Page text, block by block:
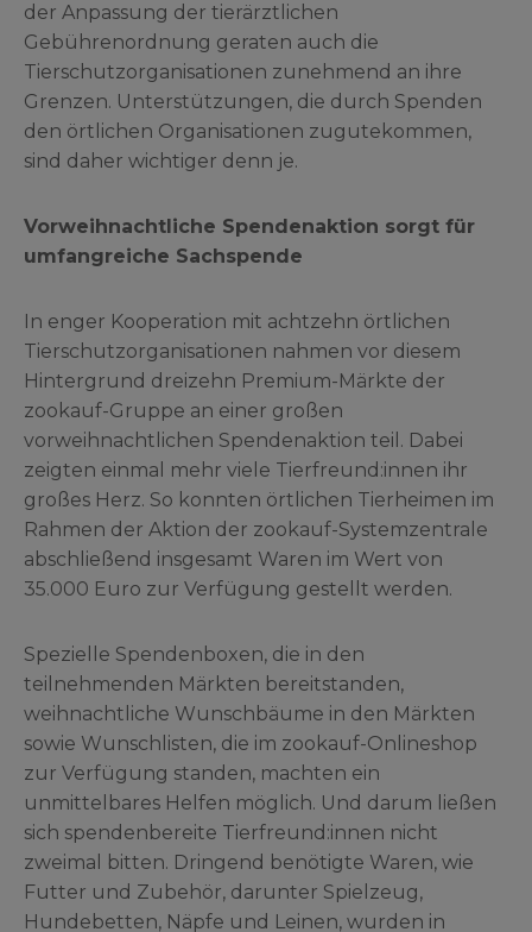
der Anpassung der tierärztlichen
Gebührenordnung geraten auch die
Tierschutzorganisationen zunehmend an ihre
Grenzen. Unterstützungen, die durch Spenden
den örtlichen Organisationen zugutekommen,
sind daher wichtiger denn je.
Vorweihnachtliche Spendenaktion sorgt für
umfangreiche Sachspende
In enger Kooperation mit achtzehn örtlichen
Tierschutzorganisationen nahmen vor diesem
Hintergrund dreizehn Premium-Märkte der
zookauf-Gruppe an einer großen
vorweihnachtlichen Spendenaktion teil. Dabei
zeigten einmal mehr viele Tierfreund:innen ihr
großes Herz. So konnten örtlichen Tierheimen im
Rahmen der Aktion der zookauf-Systemzentrale
abschließend insgesamt Waren im Wert von
35.000 Euro zur Verfügung gestellt werden.
Spezielle Spendenboxen, die in den
teilnehmenden Märkten bereitstanden,
weihnachtliche Wunschbäume in den Märkten
sowie Wunschlisten, die im zookauf-Onlineshop
zur Verfügung standen, machten ein
unmittelbares Helfen möglich. Und darum ließen
sich spendenbereite Tierfreund:innen nicht
zweimal bitten. Dringend benötigte Waren, wie
Futter und Zubehör, darunter Spielzeug,
Hundebetten, Näpfe und Leinen, wurden in